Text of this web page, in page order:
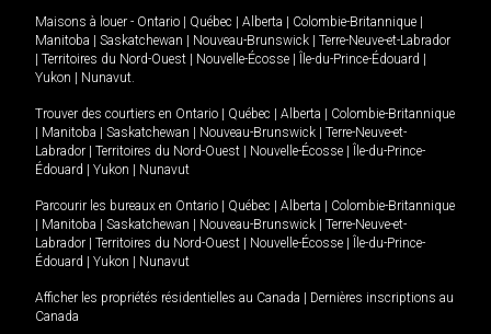
Maisons à louer - Ontario Québec Alberta Colombie-Britannique
Manitoba
Saskatchewan Nouveau-Brunswick
Terre-Neuve-et-Labrador
Territoires du Nord-Ouest Nouvelle-Écosse Île-du-Prince-Édouard
Yukon
Nunavut.
Trouver des courtiers en Ontario Québec Alberta
Colombie-Britannique
Manitoba Saskatchewan Nouveau-Brunswick
Terre-Neuve-et-
Labrador
Territoires du Nord-Ouest Nouvelle-Écosse
Île-du-Prince-
Édouard
Yukon Nunavut
Parcourir les bureaux en Ontario Québec Alberta
Colombie-Britannique
Manitoba Saskatchewan Nouveau-Brunswick
Terre-Neuve-et-
Labrador
Territoires du Nord-Ouest Nouvelle-Écosse
Île-du-Prince-
Édouard
Yukon Nunavut
Afficher les propriétés résidentielles au Canada
Dernières inscriptions au
Canada